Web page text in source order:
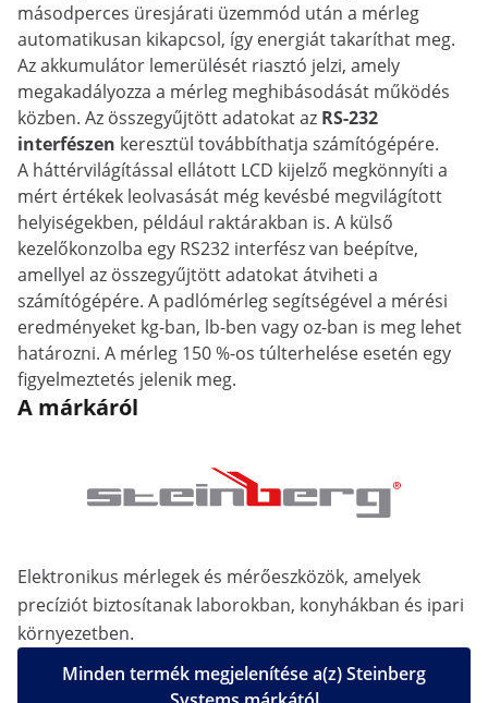
másodperces üresjárati üzemmód után a mérleg
automatikusan kikapcsol, így energiát takaríthat meg.
Az akkumulátor lemerülését riasztó jelzi, amely
megakadályozza a mérleg meghibásodását működés
közben. Az összegyűjtött adatokat az RS-232
interfészen keresztül továbbíthatja számítógépére.
A háttérvilágítással ellátott LCD kijelző megkönnyíti a
mért értékek leolvasását még kevésbé megvilágított
helyiségekben, például raktárakban is. A külső
kezelőkonzolba egy RS232 interfész van beépítve,
amellyel az összegyűjtött adatokat átviheti a
számítógépére. A padlómérleg segítségével a mérési
eredményeket kg-ban, lb-ben vagy oz-ban is meg lehet
határozni. A mérleg 150 %-os túlterhelése esetén egy
figyelmeztetés jelenik meg.
A márkáról
Elektronikus mérlegek és mérőeszközök, amelyek
precíziót biztosítanak laborokban, konyhákban és ipari
környezetben.
Minden termék megjelenítése a(z) Steinberg